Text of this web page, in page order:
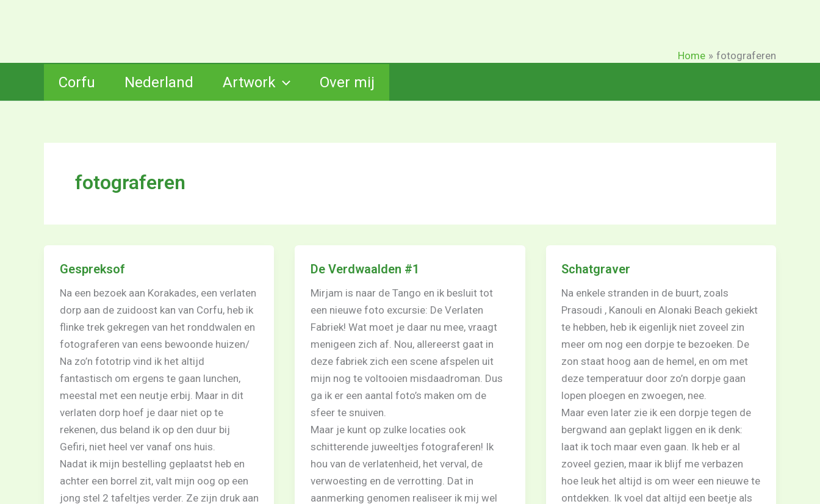
Home fotograferen
Corfu Nederland Artwork Over mij
fotograferen
Gespreksof
Na een bezoek aan Korakades, een verlaten
dorp aan de zuidoost kan van Corfu, heb ik
flinke trek gekregen van het ronddwalen en
fotograferen van eens bewoonde huizen/
Na zo’n fototrip vind ik het altijd
fantastisch om ergens te gaan lunchen,
meestal met een neutje erbij. Maar in dit
verlaten dorp hoef je daar niet op te
rekenen, dus beland ik op den duur bij
Gefiri, niet heel ver vanaf ons huis.
Nadat ik mijn bestelling geplaatst heb en
achter een borrel zit, valt mijn oog op een
jong stel 2 tafeltjes verder. Ze zijn druk aan
De Verdwaalden #1
Mirjam is naar de Tango en ik besluit tot
een nieuwe foto excursie: De Verlaten
Fabriek! Wat moet je daar nu mee, vraagt
menigeen zich af. Nou, allereerst gaat in
deze fabriek zich een scene afspelen uit
mijn nog te voltooien misdaadroman. Dus
ga ik er een aantal foto’s maken om de
sfeer te snuiven.
Maar je kunt op zulke locaties ook
schitterende juweeltjes fotograferen! Ik
hou van de verlatenheid, het verval, de
verwoesting en de verrotting. Dat in
aanmerking genomen realiseer ik mij wel
Schatgraver
Na enkele stranden in de buurt, zoals
Prasoudi , Kanouli en Alonaki Beach gekiekt
te hebben, heb ik eigenlijk niet zoveel zin
meer om nog een dorpje te bezoeken. De
zon staat hoog aan de hemel, en om met
deze temperatuur door zo’n dorpje gaan
lopen ploegen en zwoegen, nee.
Maar even later zie ik een dorpje tegen de
bergwand aan geplakt liggen en ik denk:
laat ik toch maar even gaan. Ik heb er al
zoveel gezien, maar ik blijf me verbazen
hoe leuk het altijd is om weer een nieuwe te
ontdekken. Ik voel dat altijd een beetje als